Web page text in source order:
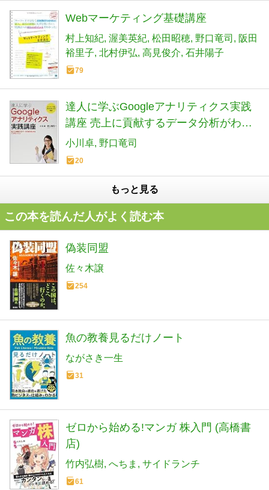
Webマーケティング基礎講座
村上知紀 渥美英紀 松田昭穂 野口竜司
阪田
裕里子 北村伊弘 高見俊介 石井陽子
79
達人に学ぶGoogleアナリティクス実践
講座 売上に貢献するデータ分析がわか
る7つのレッスン
小川卓 野口竜司
20
もっと見る
この本を読んだ人がよく読む本
偽装同盟
佐々木譲
254
魚の教養見るだけノート
ながさき一生
31
ゼロから始める!マンガ 株入門 (高橋書
店)
竹内弘樹 へちま サイドランチ
61